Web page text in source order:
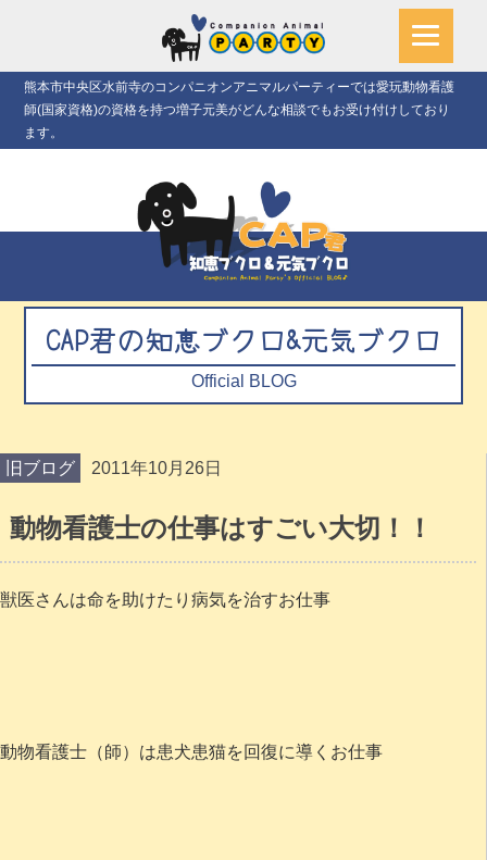
熊本市中央区水前寺のコンパニオンアニマルパーティーでは愛玩動物看護
師(国家資格)の資格を持つ増子元美がどんな相談でもお受け付けしており
ます。
CAP君の知恵ブクロ&元気ブクロ
Official BLOG
旧ブログ 2011年10月26日
動物看護士の仕事はすごい大切！！
獣医さんは命を助けたり病気を治すお仕事
動物看護士（師）は患犬患猫を回復に導くお仕事